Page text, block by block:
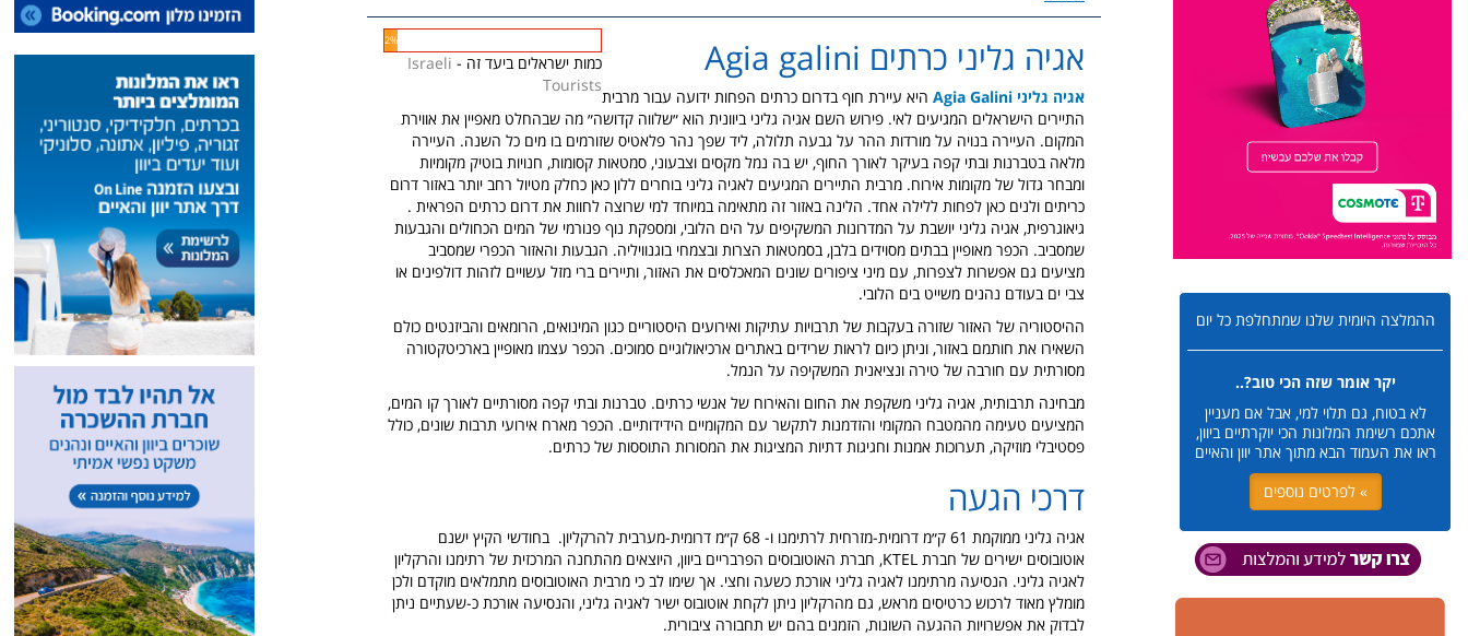
ההמלצה היומית שלנו שמתחלפת כל יום
יקר אומר שזה הכי טוב?..
לא בטוח, גם תלוי למי, אבל אם מעניין
אתכם רשימת המלונות הכי יוקרתיים ביוון,
ראו את העמוד הבא מתוך אתר יוון והאיים
» לפרטים נוספים
2%
כמות ישראלים ביעד זה - Israeli
Tourists
אגיה גליני כרתים Agia galini
אגיה גליני Agia Galini
היא עיירת חוף בדרום כרתים הפחות ידועה עבור מרבית
התיירים הישראלים המגיעים לאי. פירוש השם אגיה גליני ביוונית הוא ״שלווה קדושה״ מה שבהחלט מאפיין את אווירת
המקום. העיירה בנויה על מורדות ההר על גבעה תלולה, ליד שפך נהר פלאטיס שזורמים בו מים כל השנה. העיירה
מלאה בטברנות ובתי קפה בעיקר לאורך החוף, יש בה נמל מקסים וצבעוני, סמטאות קסומות, חנויות בוטיק מקומיות
ומבחר גדול של מקומות אירוח. מרבית התיירים המגיעים לאגיה גליני בוחרים ללון כאן כחלק מטיול רחב יותר באזור דרום
כריתים ולנים כאן לפחות ללילה אחד. הלינה באזור זה מתאימה במיוחד למי שרוצה לחוות את דרום כרתים הפראית .
גיאוגרפית, אגיה גליני יושבת על המדרונות המשקיפים על הים הלובי, ומספקת נוף פנורמי של המים הכחולים והגבעות
שמסביב. הכפר מאופיין בבתים מסוידים בלבן, בסמטאות הצרות ובצמחי בוגנוויליה. הגבעות והאזור הכפרי שמסביב
מציעים גם אפשרות לצפרות, עם מיני ציפורים שונים המאכלסים את האזור, ותיירים ברי מזל עשויים לזהות דולפינים או
צבי ים בעודם נהנים משייט בים הלובי.
ההיסטוריה של האזור שזורה בעקבות של תרבויות עתיקות ואירועים היסטוריים כגון המינואים, הרומאים והביזנטים כולם
השאירו את חותמם באזור, וניתן כיום לראות שרידים באתרים ארכיאולוגיים סמוכים. הכפר עצמו מאופיין בארכיטקטורה
מסורתית עם חורבה של טירה ונציאנית המשקיפה על הנמל.
מבחינה תרבותית, אגיה גליני משקפת את החום והאירוח של אנשי כרתים. טברנות ובתי קפה מסורתיים לאורך קו המים,
המציעים טעימה מהמטבח המקומי והזדמנות לתקשר עם המקומיים הידידותיים. הכפר מארח אירועי תרבות שונים, כולל
פסטיבלי מוזיקה, תערוכות אמנות וחגיגות דתיות המציגות את המסורות התוססות של כרתים.
דרכי הגעה
אגיה גליני ממוקמת 61 ק״מ דרומית-מזרחית לרתימנו ו- 68 ק״מ דרומית-מערבית להרקליון. בחודשי הקיץ ישנם
אוטובוסים ישירים של חברת KTEL, חברת האוטובוסים הפרבריים ביוון, היוצאים מהתחנה המרכזית של רתימנו והרקליון
לאגיה גליני. הנסיעה מרתימנו לאגיה גליני אורכת כשעה וחצי. אך שימו לב כי מרבית האוטובוסים מתמלאים מוקדם ולכן
מומלץ מאוד לרכוש כרטיסים מראש, גם מהרקליון ניתן לקחת אוטובוס ישיר לאגיה גליני, והנסיעה אורכת כ-שעתיים ניתן
לבדוק את אפשרויות ההגעה השונות, הזמנים בהם יש תחבורה ציבורית.